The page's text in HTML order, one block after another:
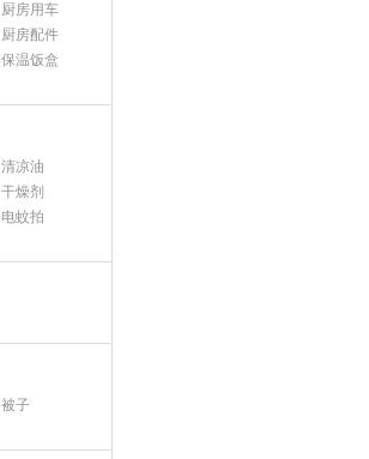
厨房用车
厨房配件
保温饭盒
清凉油
干燥剂
电蚊拍
被子